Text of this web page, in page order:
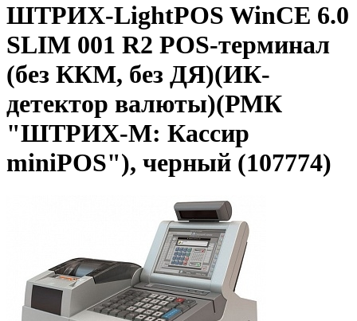
ШТРИХ-LightPOS WinCE 6.0
SLIM 001 R2 POS-терминал
(без ККМ, без ДЯ)(ИК-
детектор валюты)(РМК
"ШТРИХ-М: Кассир
miniPOS"), черный (107774)